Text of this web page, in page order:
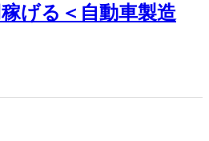
げる＜自動車製造